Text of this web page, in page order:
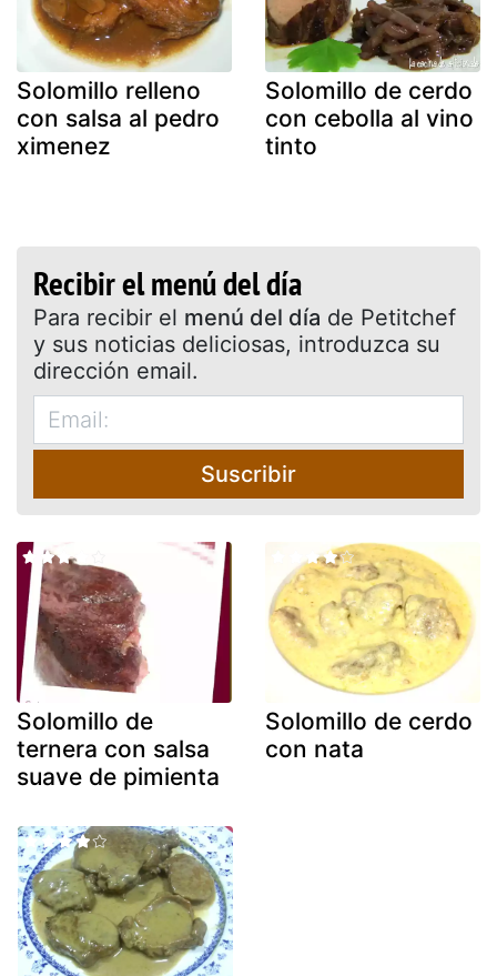
Solomillo relleno
con salsa al pedro
ximenez
Solomillo de cerdo
con cebolla al vino
tinto
Recibir el menú del día
Para recibir el menú del día de Petitchef
y sus noticias deliciosas, introduzca su
dirección email.
Suscribir
Solomillo de
ternera con salsa
suave de pimienta
Solomillo de cerdo
con nata